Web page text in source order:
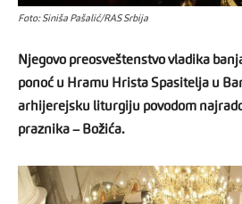
Foto: Siniša Pašalić/RAS Srbija
Njegovo preosveštenstvo vladika
ponoć u Hramu Hrista Spasitelja u
arhijerejsku liturgiju povodom
praznika – Božića.